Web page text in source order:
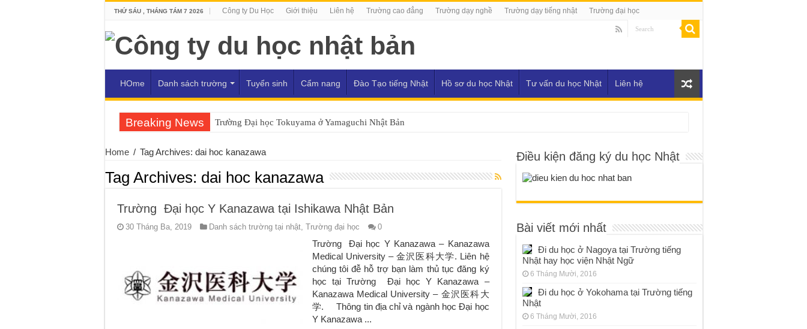
THỨ SÁU , THÁNG TÁM 7 2026 Công ty Du Học Giới thiệu Liên hệ Trường cao đẳng Trường dạy nghề Trường dạy tiếng nhật Trường đại học
HOme Danh sách trường Tuyển sinh Cẩm nang Đào Tạo tiếng Nhật Hồ sơ du học Nhật Tư vấn du học Nhật Liên hệ
Breaking News Trường Đại học Tokuyama ở Yamaguchi Nhật Bản
Home / Tag Archives: dai hoc kanazawa
Tag Archives: dai hoc kanazawa
Trường Đại học Y Kanazawa tại Ishikawa Nhật Bản
30 Tháng Ba, 2019 Danh sách trường tại nhật, Trường đại học 0
Trường Đại học Y Kanazawa – Kanazawa
Medical University – 金沢医科大学. Liên hệ
chúng tôi đễ hỗ trợ bạn làm thủ tục đăng ký
học tại Trường Đại học Y Kanazawa –
Kanazawa Medical University – 金沢医科大
学. Thông tin địa chỉ và ngành học Đại học
Y Kanazawa ...
Điều kiện đăng ký du học Nhật
Bài viết mới nhất
Đi du học ở Nagoya tại Trường tiếng
Nhật hay học viện Nhật Ngữ
6 Tháng Mười, 2016
Đi du học ở Yokohama tại Trường tiếng
Nhật
6 Tháng Mười, 2016